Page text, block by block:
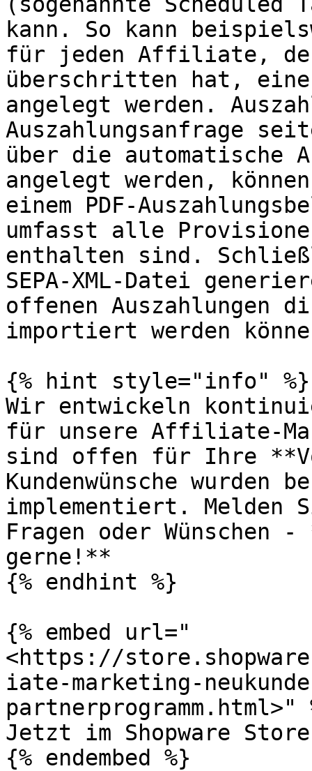
kann. So kann
für jeden Affiliate,
überschritten hat, eine
angelegt werden.
Auszahlungsanfrage
über die automatische
angelegt werden,
einem PDF-
umfasst alle
enthalten sind.
SEPA-XML-Datei
offenen Auszahlungen
importiert werden
{% hint style="info" %}
Wir entwickeln
für unsere Affiliate-
sind offen für Ihre
Kundenwünsche
implementiert.
Fragen oder
gerne!**
{% endhint %}
{% embed url="
<https://
iate-marketing-
partnerprogramm.html>"
Jetzt im Shopware
{% endembed %}